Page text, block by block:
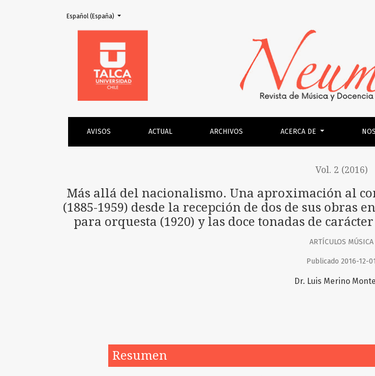
Más allá del nacionalismo. Una aproximación al compositor Pedro Humberto
AVISOS ACTUAL ARCHIVOS ACERCA DE
Cambiar el idioma. El actual es:
Español (España)
Vol. 2 (2016)
Más allá del nacionalismo. Una aproximación al
(1885-1959) desde la recepción de dos de sus obras
para orquesta (1920) y las doce tonadas de
ARTÍCULOS MÚSICA
Publicado 2016-12-01
Dr. Luis Merino
Resumen